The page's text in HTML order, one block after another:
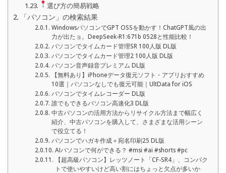
選び方の簡易戦略
「パソコン」の検索結果
WindowsパソコンでGPT OSSを動かす！ChatGPT風の出
力が出たョ。DeepSeek-R1:671b 0528と性能比較！
パソコンでタイムカード管理SR 100人版 DL版
パソコンでタイムカード管理2 100人版 DL版
パソコン音声録音プレミアム DL版
【無料あり】iPhoneデータ復元ソフト・アプリおすすめ
10選｜パソコンなしでも復元可能｜UltData for iOS
パソコンでタイムレコーダー DL版
誰でもできるパソコン高速化3 DL版
中古パソコンの活用方法からリサイクル方法まで幅広く
紹介、中古パソコンを購入して、さまざまな活用シーン
で役立てる！
パソコンでハガキ作成＋宛名印刷25 DL版
AIパソコンで何ができる？ #msi #ai #shorts #pc
【超高級パソコン】レッツノート「CF-SR4」、コンパク
トで使いやすいけど高い割にはちょっと欠点が多いか